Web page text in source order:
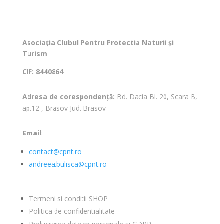
Asociația Clubul Pentru Protectia Naturii și
Turism
CIF: 8440864
Adresa de corespondență: Bd. Dacia Bl. 20, Scara B,
ap.12 , Brasov Jud. Brasov
Email:
contact@cpnt.ro
andreea.bulisca@cpnt.ro
Termeni si conditii SHOP
Politica de confidentialitate